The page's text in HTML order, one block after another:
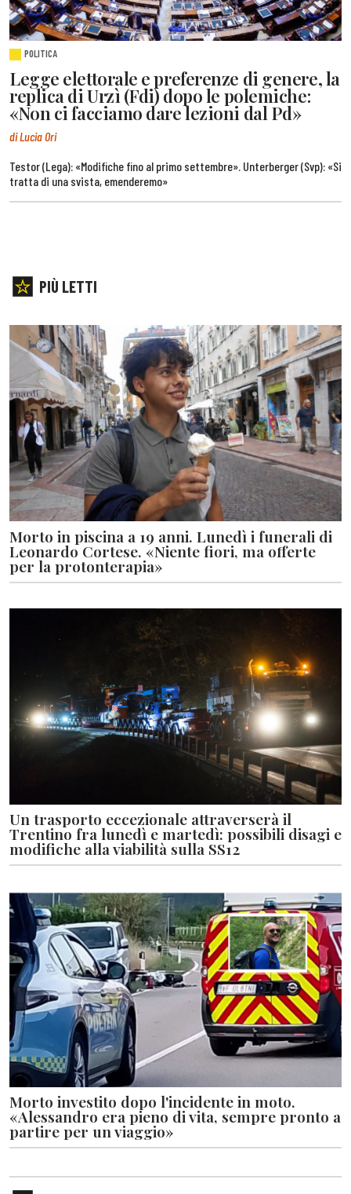
POLITICA
Legge elettorale e preferenze di genere, la
replica di Urzì (Fdi) dopo le polemiche:
«Non ci facciamo dare lezioni dal Pd»
di Lucia Ori
Testor (Lega): «Modifiche fino al primo settembre». Unterberger (Svp): «Si
tratta di una svista, emenderemo»
PIÙ LETTI
Morto in piscina a 19 anni. Lunedì i funerali di
Leonardo Cortese. «Niente fiori, ma offerte
per la protonterapia»
Un trasporto eccezionale attraverserà il
Trentino fra lunedì e martedì: possibili disagi e
modifiche alla viabilità sulla SS12
Morto investito dopo l'incidente in moto.
«Alessandro era pieno di vita, sempre pronto a
partire per un viaggio»